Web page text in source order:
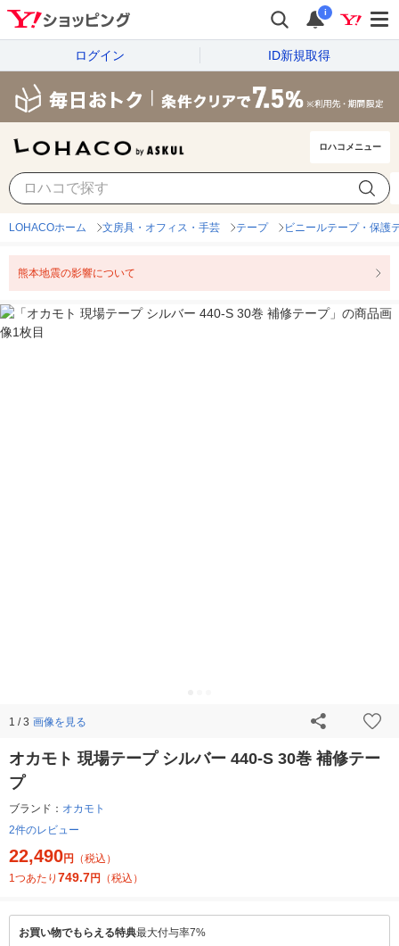
i
ログイン ID新規取得
ロハコメニュー
LOHACOホーム 文房具・オフィス・手芸 テープ ビニールテープ・保護
熊本地震の影響について
1 / 3 画像を見る
オカモト 現場テープ シルバー 440-S 30巻 補修テー
プ
ブランド： オカモト
2件のレビュー
22,490円
（税込）
1つあたり 749.7円 （税込）
お買い物でもらえる特典最大付与率7%